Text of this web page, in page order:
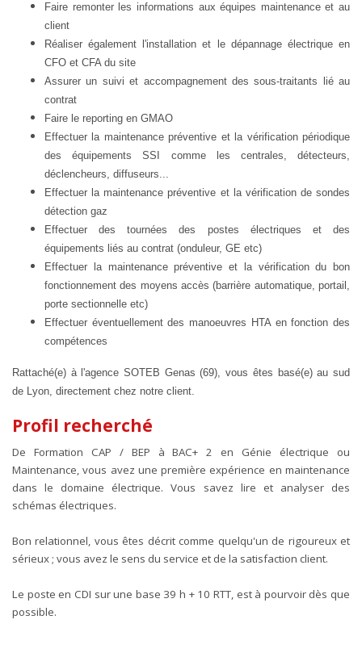
Faire remonter les informations aux équipes maintenance et au
client
Réaliser également l'installation et le dépannage électrique en
CFO et CFA du site
Assurer un suivi et accompagnement des sous-traitants lié au
contrat
Faire le reporting en GMAO
Effectuer la maintenance préventive et la vérification périodique
des équipements SSI comme les centrales, détecteurs,
déclencheurs, diffuseurs...
Effectuer la maintenance préventive et la vérification de sondes
détection gaz
Effectuer des tournées des postes électriques et des
équipements liés au contrat (onduleur, GE etc)
Effectuer la maintenance préventive et la vérification du bon
fonctionnement des moyens accès (barrière automatique, portail,
porte sectionnelle etc)
Effectuer éventuellement des manoeuvres HTA en fonction des
compétences
Rattaché(e) à l'agence SOTEB Genas (69), vous êtes basé(e) au sud
de Lyon, directement chez notre client.
Profil recherché
De Formation CAP / BEP à BAC+ 2 en Génie électrique ou
Maintenance, vous avez une première expérience en maintenance
dans le domaine électrique. Vous savez lire et analyser des
schémas électriques.
Bon relationnel, vous êtes décrit comme quelqu'un de rigoureux et
sérieux ; vous avez le sens du service et de la satisfaction client.
Le poste en CDI sur une base 39 h + 10 RTT, est à pourvoir dès que
possible.